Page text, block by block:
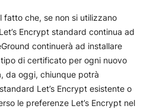
fatto che, se non si utilizzano
Encrypt standard continua ad
continuerà ad installare
di certificato per ogni nuovo
da oggi, chiunque potrà
Let’s Encrypt esistente o
le preferenze Let’s Encrypt nel